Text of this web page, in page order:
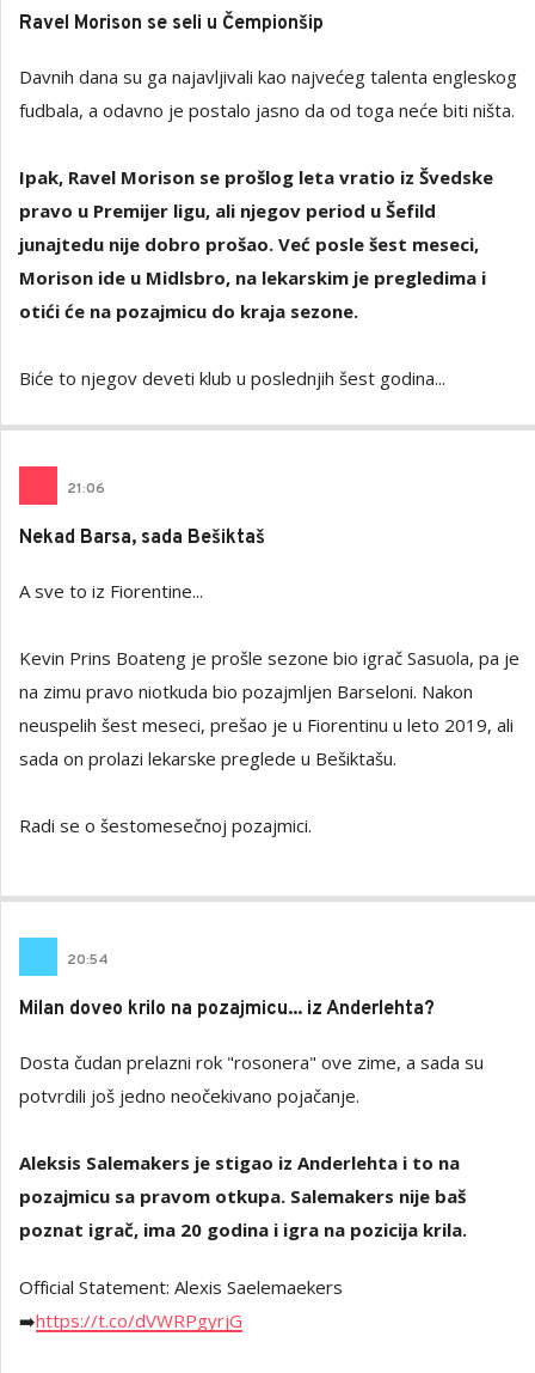
Ravel Morison se seli u Čempionšip
Davnih dana su ga najavljivali kao najvećeg talenta engleskog
fudbala, a odavno je postalo jasno da od toga neće biti ništa.
Ipak, Ravel Morison se prošlog leta vratio iz Švedske
pravo u Premijer ligu, ali njegov period u Šefild
junajtedu nije dobro prošao. Već posle šest meseci,
Morison ide u Midlsbro, na lekarskim je pregledima i
otići će na pozajmicu do kraja sezone.
Biće to njegov deveti klub u poslednjih šest godina...
21:06
Nekad Barsa, sada Bešiktaš
A sve to iz Fiorentine...
Kevin Prins Boateng je prošle sezone bio igrač Sasuola, pa je
na zimu pravo niotkuda bio pozajmljen Barseloni. Nakon
neuspelih šest meseci, prešao je u Fiorentinu u leto 2019, ali
sada on prolazi lekarske preglede u Bešiktašu.
Radi se o šestomesečnoj pozajmici.
20:54
Milan doveo krilo na pozajmicu... iz Anderlehta?
Dosta čudan prelazni rok "rosonera" ove zime, a sada su
potvrdili još jedno neočekivano pojačanje.
Aleksis Salemakers je stigao iz Anderlehta i to na
pozajmicu sa pravom otkupa. Salemakers nije baš
poznat igrač, ima 20 godina i igra na pozicija krila.
Official Statement: Alexis Saelemaekers
➡️https://t.co/dVWRPgyrjG